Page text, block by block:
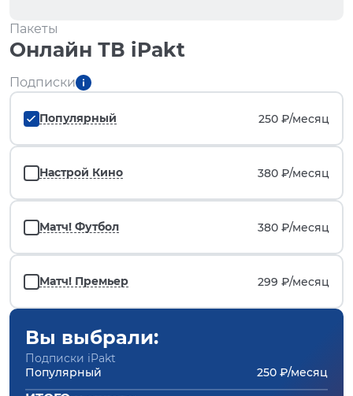
Пакеты
Онлайн ТВ iPakt
Подписки
Популярный 250 ₽/месяц
Настрой Кино 380 ₽/месяц
Матч! Футбол 380 ₽/месяц
Матч! Премьер 299 ₽/месяц
Вы выбрали:
Подписки iPakt
Популярный
250 ₽/месяц